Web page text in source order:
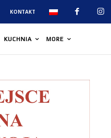
KONTAKT
KUCHNIA MORE